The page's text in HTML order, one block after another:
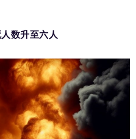
数升至六人